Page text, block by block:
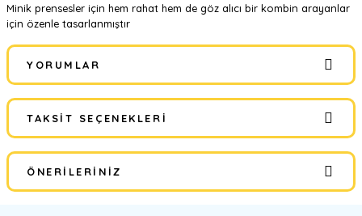
Minik prensesler için hem rahat hem de göz alıcı bir kombin arayanlar
için özenle tasarlanmıştır
YORUMLAR
Bu ürüne ilk yorumu siz yapın!
Yorum Yaz
TAKSIT SEÇENEKLERI
ÖNERILERINIZ